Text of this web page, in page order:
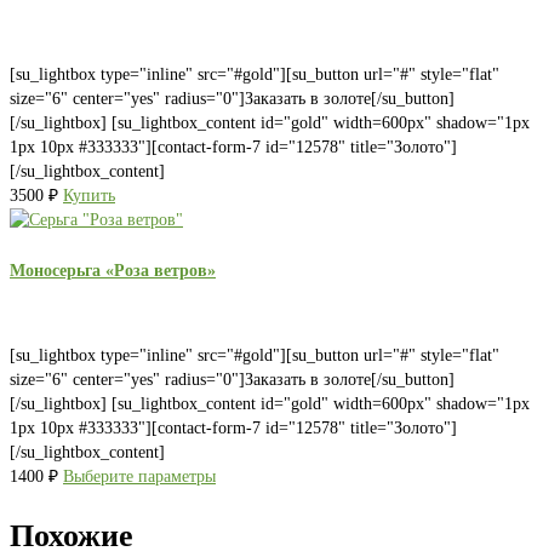
[su_lightbox type="inline" src="#gold"][su_button url="#" style="flat"
size="6" center="yes" radius="0"]Заказать в золоте[/su_button]
[/su_lightbox] [su_lightbox_content id="gold" width=600px" shadow="1px
1px 10px #333333"][contact-form-7 id="12578" title="Золото"]
[/su_lightbox_content]
3500 ₽ Купить
Моносерьга «Роза ветров»
[su_lightbox type="inline" src="#gold"][su_button url="#" style="flat"
size="6" center="yes" radius="0"]Заказать в золоте[/su_button]
[/su_lightbox] [su_lightbox_content id="gold" width=600px" shadow="1px
1px 10px #333333"][contact-form-7 id="12578" title="Золото"]
[/su_lightbox_content]
1400 ₽ Выберите параметры
Похожие